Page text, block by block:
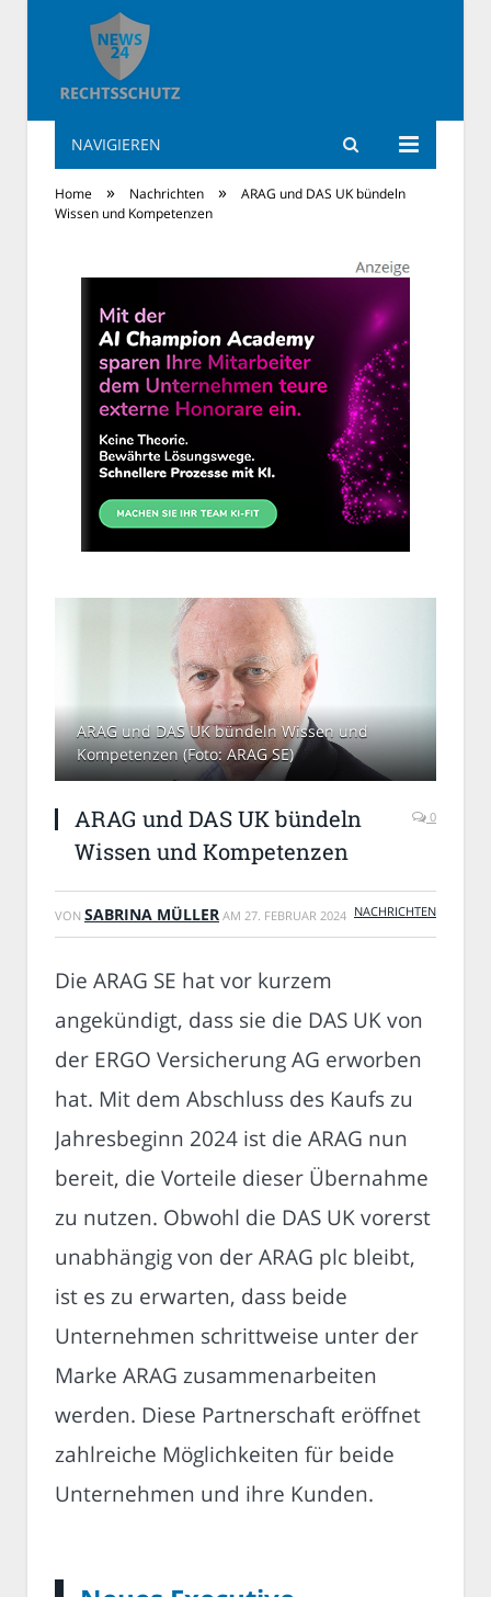
Rechtsschutz News
NAVIGIEREN
Home » Nachrichten »
ARAG und DAS UK bündeln
Wissen und Kompetenzen
ARAG und DAS UK bündeln Wissen und
Kompetenzen (Foto: ARAG SE)
ARAG und DAS UK bündeln
Wissen und Kompetenzen
0
VON SABRINA MÜLLER AM 27. FEBRUAR 2024 NACHRICHTEN
Die ARAG SE hat vor kurzem
angekündigt, dass sie die DAS UK von
der ERGO Versicherung AG erworben
hat. Mit dem Abschluss des Kaufs zu
Jahresbeginn 2024 ist die ARAG nun
bereit, die Vorteile dieser Übernahme
zu nutzen. Obwohl die DAS UK vorerst
unabhängig von der ARAG plc bleibt,
ist es zu erwarten, dass beide
Unternehmen schrittweise unter der
Marke ARAG zusammenarbeiten
werden. Diese Partnerschaft eröffnet
zahlreiche Möglichkeiten für beide
Unternehmen und ihre Kunden.